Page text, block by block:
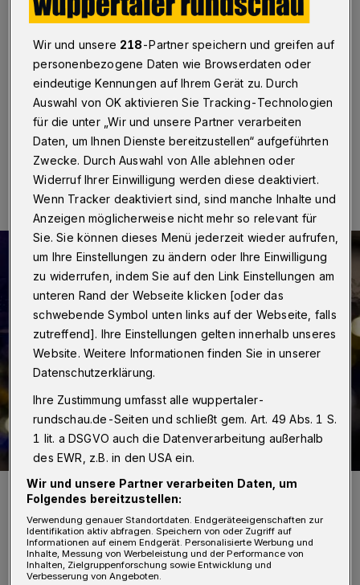
Wuppertal·Die Künstlergruppe „Mobile Oase“ lädt für
Donnerstag (19. Dezember 2024) von 18 bis 19 Uhr
auf den Peter-Hansen-Platz vor der Färberei in
Oberbarmen zu einer „Glücklichen Stunde“ ein.
17.12.2024 , 10:00 Uhr Eine Minute Lesezeit
Es wird interessant rund um das Feuer.
Foto: Max Höllwarth
Wir und unsere 218-Partner speichern und greifen auf
personenbezogene Daten wie Browserdaten oder
eindeutige Kennungen auf Ihrem Gerät zu. Durch
Auswahl von OK aktivieren Sie Tracking-Technologien
für die unter „Wir und unsere Partner verarbeiten
Daten, um Ihnen Dienste bereitzustellen“ aufgeführten
Zwecke. Durch Auswahl von Alle ablehnen oder
Widerruf Ihrer Einwilligung werden diese deaktiviert.
Wenn Tracker deaktiviert sind, sind manche Inhalte und
Anzeigen möglicherweise nicht mehr so relevant für
Sie. Sie können dieses Menü jederzeit wieder aufrufen,
um Ihre Einstellungen zu ändern oder Ihre Einwilligung
zu widerrufen, indem Sie auf den Link Einstellungen am
unteren Rand der Webseite klicken [oder das
schwebende Symbol unten links auf der Webseite, falls
zutreffend]. Ihre Einstellungen gelten innerhalb unseres
Website. Weitere Informationen finden Sie in unserer
Datenschutzerklärung.
Ihre Zustimmung umfasst alle wuppertaler-
rundschau.de-Seiten und schließt gem. Art. 49 Abs. 1 S.
1 lit. a DSGVO auch die Datenverarbeitung außerhalb
des EWR, z.B. in den USA ein.
Wir und unsere Partner verarbeiten Daten, um
Folgendes bereitzustellen:
Verwendung genauer Standortdaten. Endgeräteeigenschaften zur
Identifikation aktiv abfragen. Speichern von oder Zugriff auf
Informationen auf einem Endgerät. Personalisierte Werbung und
Inhalte, Messung von Werbeleistung und der Performance von
Inhalten, Zielgruppenforschung sowie Entwicklung und
Verbesserung von Angeboten.